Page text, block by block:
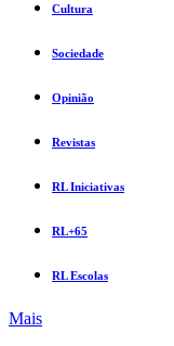
Cultura
Sociedade
Opinião
Revistas
RL Iniciativas
RL+65
RL Escolas
Mais